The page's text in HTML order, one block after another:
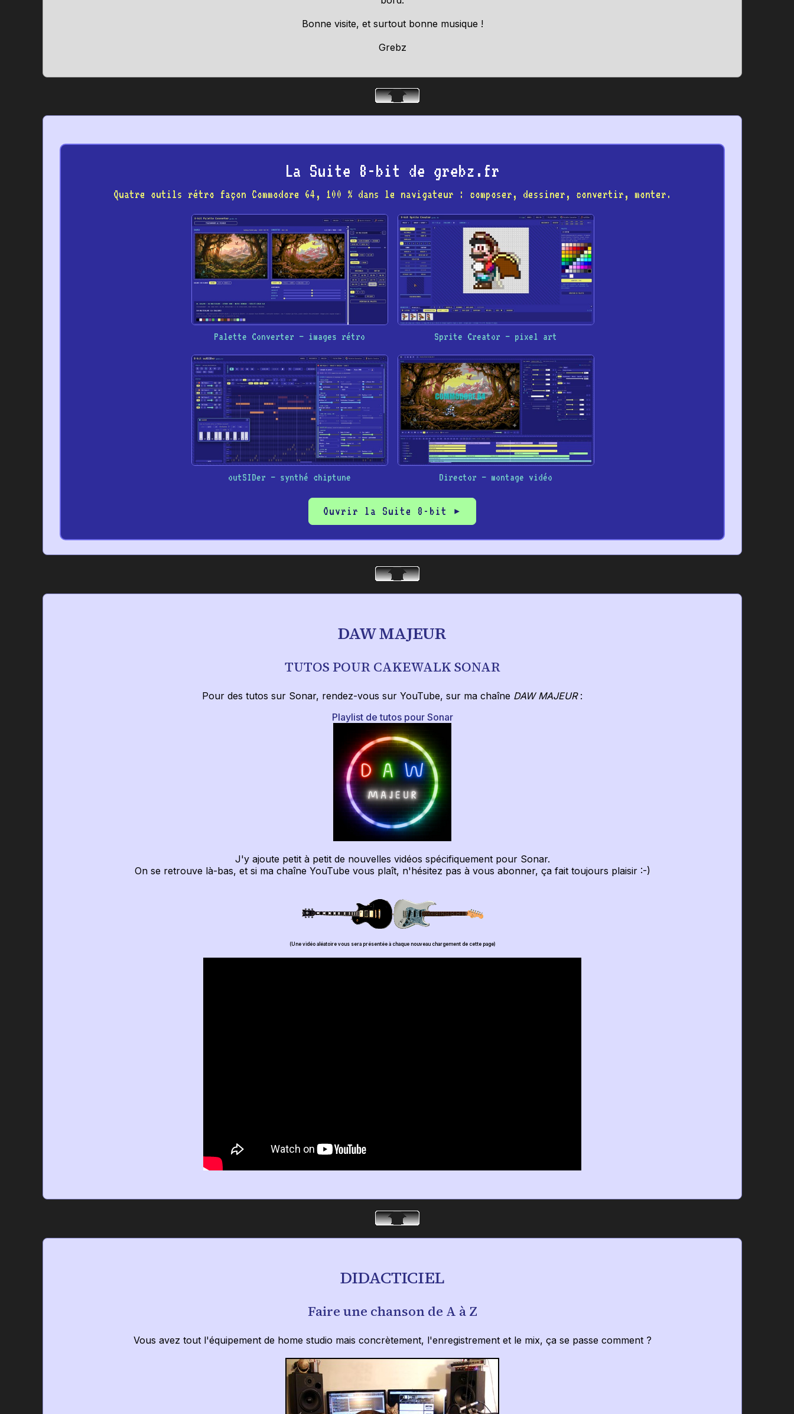
Bonne visite, et surtout bonne musique !
Grebz
La Suite 8-bit de grebz.fr
Quatre outils rétro façon Commodore 64, 100 % dans le navigateur : composer, dessiner, convertir, monter.
Palette Converter – images rétro Sprite Creator – pixel art
outSIDer – synthé chiptune Director – montage vidéo
Ouvrir la Suite 8-bit ▸
DAW MAJEUR
TUTOS POUR CAKEWALK SONAR
Pour des tutos sur Sonar, rendez-vous sur YouTube, sur ma chaîne DAW MAJEUR:
Playlist de tutos pour Sonar
J'y ajoute petit à petit de nouvelles vidéos spécifiquement pour Sonar.
On se retrouve là-bas, et si ma chaîne YouTube vous plaît, n'hésitez pas à vous abonner, ça fait toujours plaisir :-)
(Une vidéo aléatoire vous sera présentée à chaque nouveau chargement de cette page)
DIDACTICIEL
Faire une chanson de A à Z
Vous avez tout l'équipement de home studio mais concrètement, l'enregistrement et le mix, ça se passe comment ?